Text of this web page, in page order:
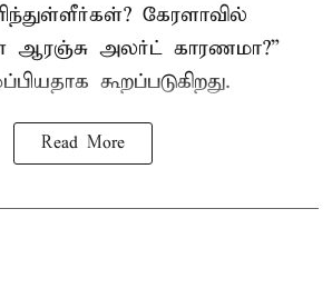
கேரளாவில்
ஆரஞ்சு அலர்ட் காரணமா?”
கூறப்படுகிறது.
Read More